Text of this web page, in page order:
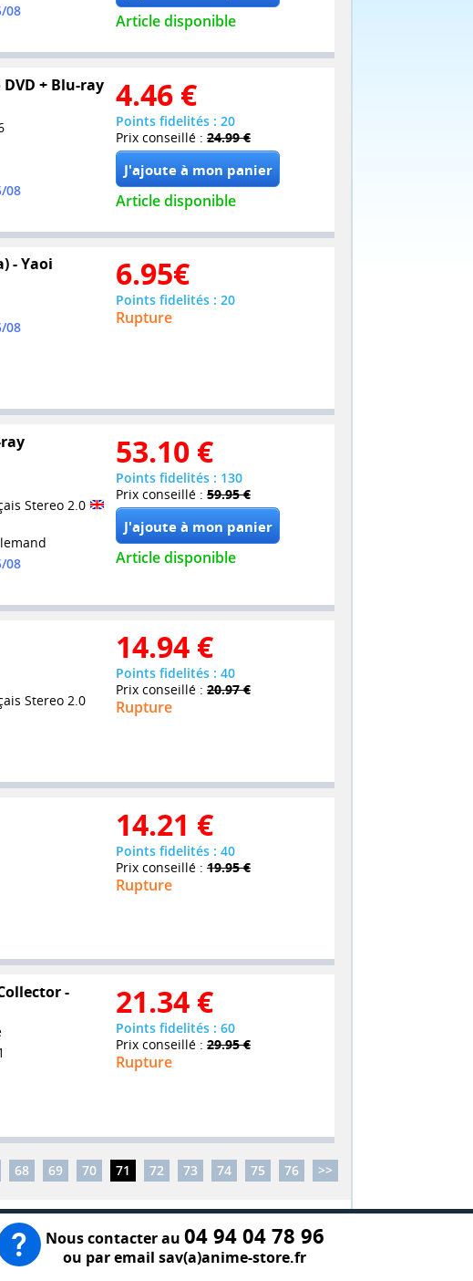
08
Article disponible
+ Blu-ray
08
4.46 €
Points fidelités : 20
Prix conseillé : 24.99 €
Article disponible
- Yaoi
08
6.95€
Points fidelités : 20
Rupture
Stereo 2.0
08
53.10 €
Points fidelités : 130
Prix conseillé : 59.95 €
Article disponible
Stereo 2.0
14.94 €
Points fidelités : 40
Prix conseillé : 20.97 €
Rupture
14.21 €
Points fidelités : 40
Prix conseillé : 19.95 €
Rupture
-
21.34 €
Points fidelités : 60
Prix conseillé : 29.95 €
Rupture
68 69 70 71 72 73 74 75 76 >>
Nous contacter au 04 94 04 78 96
ou par email sav(a)anime-store.fr